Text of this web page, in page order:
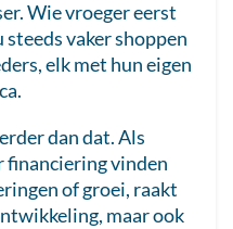
Wie vroeger eerst
steeds vaker shoppen
elk met hun eigen
dan dat. Als
financiering vinden
of groei, raakt
maar ook